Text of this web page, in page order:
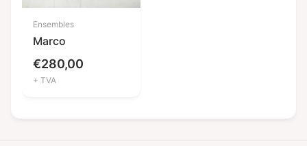
Ensembles
Marco
€280,00
+ TVA